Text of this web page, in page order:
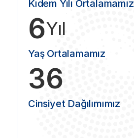
Kıdem Yılı Ortalamamız
6Yıl
Yaş Ortalamamız
36
Cinsiyet Dağılımımız